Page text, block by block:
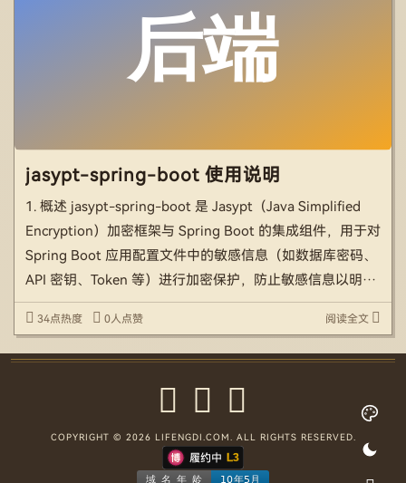
jasypt-spring-boot 使用说明
1. 概述 jasypt-spring-boot 是 Jasypt（Java Simplified
Encryption）加密框架与 Spring Boot 的集成组件，用于对
Spring Boot 应用配置文件中的敏感信息（如数据库密码、
API 密钥、Token 等）进行加密保护，防止敏感信息以明文
形式出现在配置文 […]
34点热度 0人点赞 阅读全文
COPYRIGHT © 2026 LIFENGDI.COM. ALL RIGHTS RESERVED.